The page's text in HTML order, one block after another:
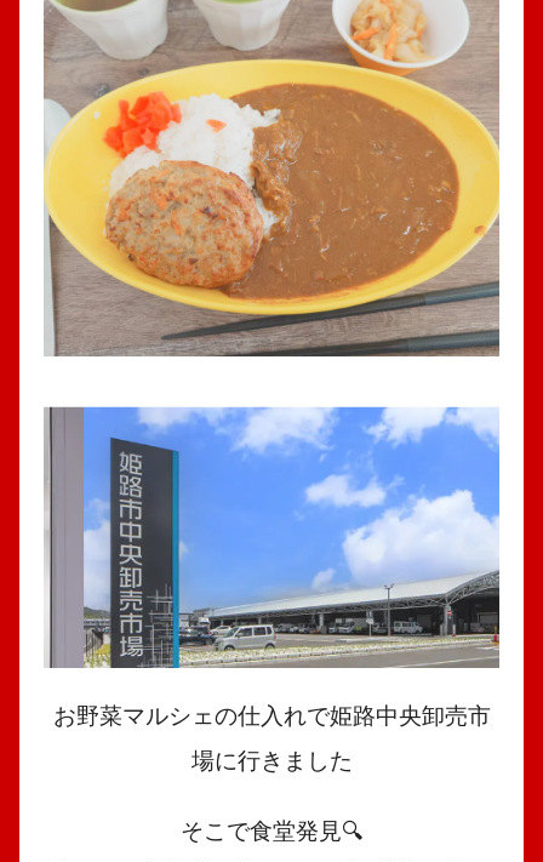
レンタルスペース
会社情報 社是・社訓・理念
YC店長候補募集 採用情報
YC案内・販売店一覧 新聞購読申し込み
個人情報の取り扱い サイトマップ
お問い合わせ
お野菜マルシェの仕入れで姫路中央卸売市
場に行きました
そこで食堂発見🔍